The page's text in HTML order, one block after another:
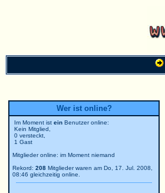
Wer ist online?
Im Moment ist ein Benutzer online:
Kein Mitglied,
0 versteckt,
1 Gast
Mitglieder online: im Moment niemand
Rekord: 208 Mitglieder waren am Do, 17. Jul. 2008,
08:46 gleichzeitig online.